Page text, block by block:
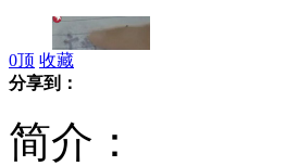
0顶 收藏
分享到：
简介：